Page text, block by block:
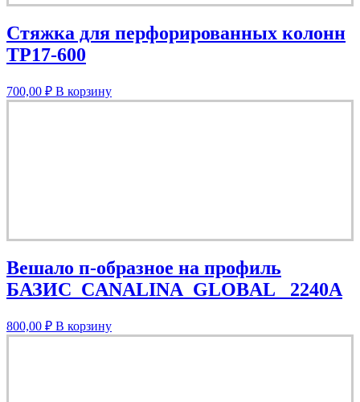
Стяжка для перфорированных колонн
TP17-600
700,00 ₽ В корзину
Вешало п-образное на профиль
БАЗИС_CANALINA_GLOBAL_ 2240А
800,00 ₽ В корзину